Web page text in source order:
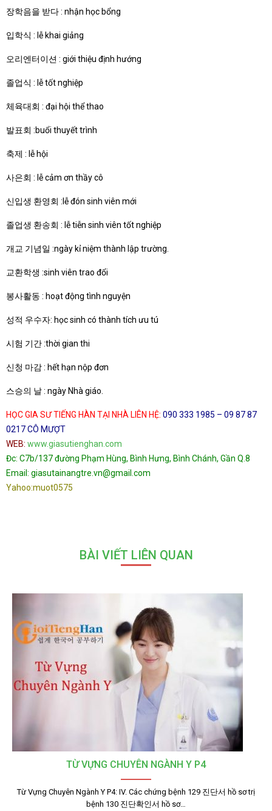
장학음을 받다 : nhận học bổng
입학식 : lễ khai giảng
오리엔터이션 : giới thiệu định hướng
졸업식 : lễ tốt nghiệp
체육대회 : đại hội thể thao
발표회 :buổi thuyết trình
축제 : lễ hội
사은회 : lễ cảm ơn thầy cô
신입생 환영회 :lễ đón sinh viên mới
졸업생 환송회 : lễ tiễn sinh viên tốt nghiệp
개교 기념일 :ngày kỉ niệm thành lập trường.
교환학생 :sinh viên trao đổi
봉사활동 : hoạt động tình nguyện
성적 우수자: học sinh có thành tích ưu tú
시험 기간 :thời gian thi
신청 마감 : hết hạn nộp đơn
스승의 날 : ngày Nhà giáo.
HỌC GIA SƯ TIẾNG HÀN TẠI NHÀ LIÊN HỆ: 090 333 1985 – 09 87 87
0217 CÔ MƯỢT
WEB: www.giasutienghan.com
Đc: C7b/137 đường Phạm Hùng, Bình Hưng, Bình Chánh, Gần Q.8
Email: giasutainangtre.vn@gmail.com
Yahoo:muot0575
BÀI VIẾT LIÊN QUAN
TỪ VỰNG CHUYÊN NGÀNH Y P4
Từ Vựng Chuyên Ngành Y P4: IV. Các chứng bệnh 129 진단서 hồ sơ trị
bệnh 130 진단확인서 hồ sơ…